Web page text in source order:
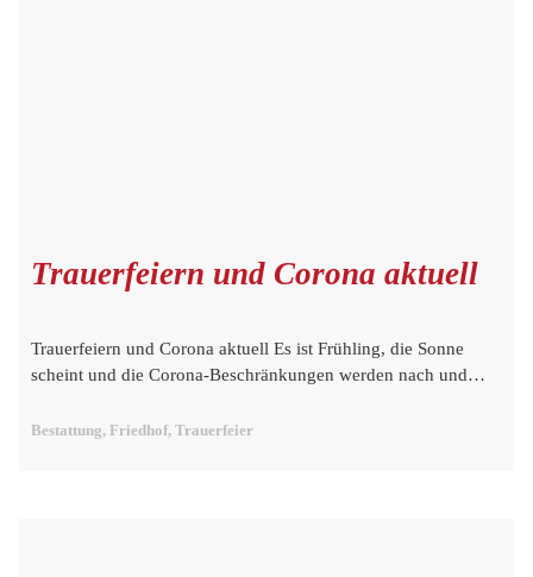
Trauerfeiern und Corona aktuell
Trauerfeiern und Corona aktuell Es ist Frühling, die Sonne
scheint und die Corona-Beschränkungen werden nach und…
Bestattung, Friedhof, Trauerfeier